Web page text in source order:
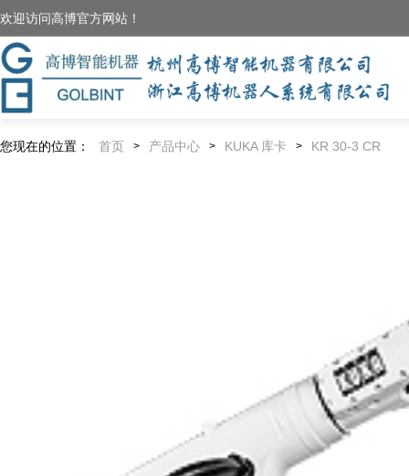
欢迎访问高博官方网站！
您现在的位置： 首页 > 产品中心 > KUKA 库卡 > KR 30-3 CR